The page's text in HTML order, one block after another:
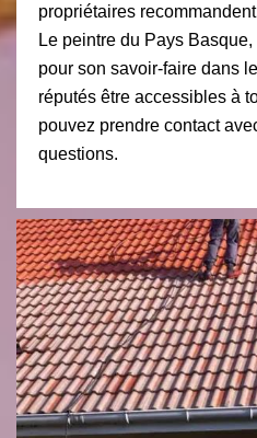
propriétaires
Le peintre du Pays
pour son savoir-faire dans
réputés être accessibles à
pouvez prendre contact
questions.